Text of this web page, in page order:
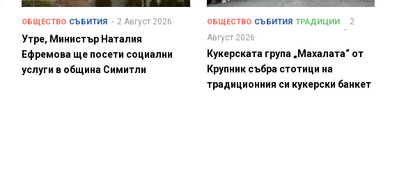
ОБЩЕСТВО СЪБИТИЯ 2 Август 2026
Утре, Министър Наталия
Ефремова ще посети социални
услуги в община Симитли
ОБЩЕСТВО СЪБИТИЯ ТРАДИЦИИ
2
Август 2026
Кукерската група „Махалата“ от
Крупник събра стотици на
традиционния си кукерски банкет